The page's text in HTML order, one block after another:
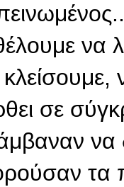
να
σε
να
τα